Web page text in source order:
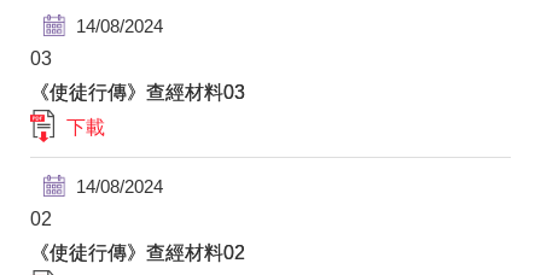
14/08/2024
03
《使徒行傳》查經材料03
下載
14/08/2024
02
《使徒行傳》查經材料02